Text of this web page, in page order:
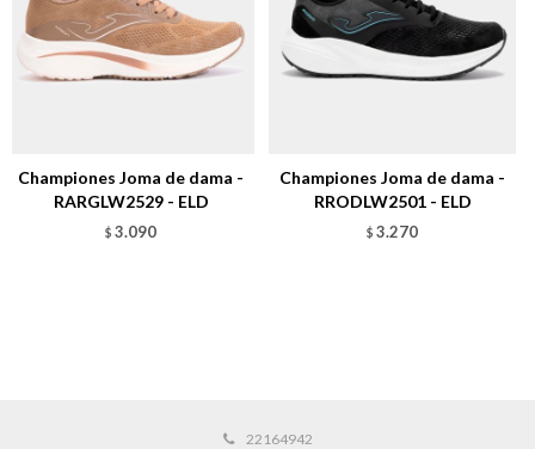
Championes Joma de dama -
RARGLW2529 - ELD
$ 3.090
Championes Joma de dama -
RRODLW2501 - ELD
$ 3.270
22164942